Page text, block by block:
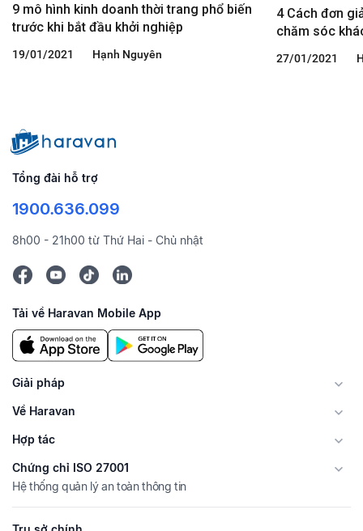
9 mô hình kinh doanh thời trang phổ biến
trước khi bắt đầu khởi nghiệp
19/01/2021 Hạnh Nguyên
4 Cách đơn
chăm sóc
27/01/2021
Tổng đài hỗ trợ
1900.636.099
8h00 - 21h00 từ Thứ Hai - Chủ nhật
Tải về Haravan Mobile App
Giải pháp
Về Haravan
Hợp tác
Chứng chỉ ISO 27001
Hệ thống quản lý an toàn thông tin